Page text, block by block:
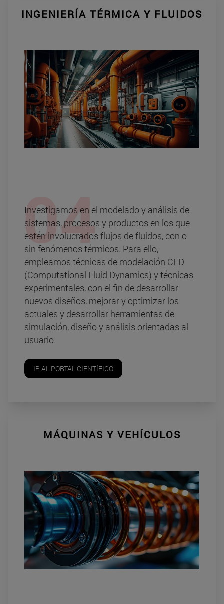
INGENIERÍA TÉRMICA Y FLUIDOS
Investigamos en el modelado y análisis de
sistemas, procesos y productos en los que
estén involucrados flujos de fluidos, con o
sin fenómenos térmicos. Para ello,
empleamos técnicas de modelación CFD
(Computational Fluid Dynamics) y técnicas
experimentales, con el fin de desarrollar
nuevos diseños, mejorar y optimizar los
actuales y desarrollar herramientas de
simulación, diseño y análisis orientadas al
usuario.
IR AL PORTAL CIENTÍFICO
MÁQUINAS Y VEHÍCULOS